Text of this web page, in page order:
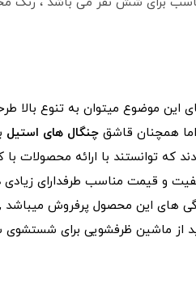
موضوع میتوان به تنوع بالا
همچنان قاشق چنگال های استیل
که توانستند با ارائه محصولات
و قیمت مناسب طرفدارای زیادی
های این محصول پرفروش